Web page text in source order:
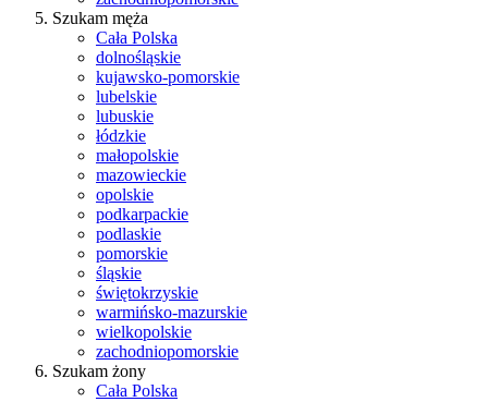
Szukam męża
Cała Polska
dolnośląskie
kujawsko-pomorskie
lubelskie
lubuskie
łódzkie
małopolskie
mazowieckie
opolskie
podkarpackie
podlaskie
pomorskie
śląskie
świętokrzyskie
warmińsko-mazurskie
wielkopolskie
zachodniopomorskie
Szukam żony
Cała Polska